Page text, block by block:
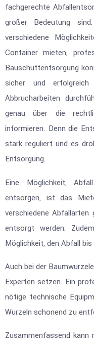
fachgerechte
großer Bedeutung
verschiedene
Container mieten,
Bauschuttentsorgung
sicher und erfolgreich
Abbrucharbeiten
genau über die
informieren. Denn die
stark reguliert und es
Entsorgung.
Eine Möglichkeit,
entsorgen, ist das
verschiedene
entsorgt werden.
Möglichkeit, den Abfall
Auch bei der
Experten setzen. Ein
nötige technische
Wurzeln schonend zu
Zusammenfassend kann